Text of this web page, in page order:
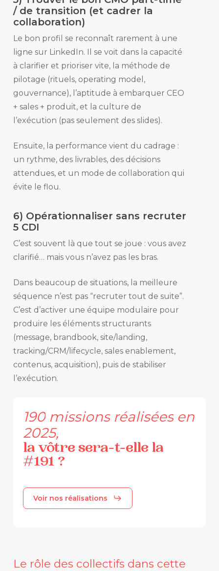
/ de transition (et cadrer la
collaboration)
Le bon profil se reconnaît rarement à une
ligne sur LinkedIn. Il se voit dans la capacité
à clarifier et prioriser vite, la méthode de
pilotage (rituels, operating model,
gouvernance), l’aptitude à embarquer CEO
+ sales + produit, et la culture de
l’exécution (pas seulement des slides).
Ensuite, la performance vient du cadrage :
un rythme, des livrables, des décisions
attendues, et un mode de collaboration qui
évite le flou.
6) Opérationnaliser sans recruter
5 CDI
C’est souvent là que tout se joue : vous avez
clarifié… mais vous n’avez pas les bras.
Dans beaucoup de situations, la meilleure
séquence n’est pas “recruter tout de suite”.
C’est d’activer une équipe modulaire pour
produire les éléments structurants
(message, brandbook, site/landing,
tracking/CRM/lifecycle, sales enablement,
contenus, acquisition), puis de stabiliser
l’exécution.
190 missions réalisées en
2025,
la vôtre sera-t-elle la
#191 ?
Voir nos réalisations
Le rôle des collectifs dans cette